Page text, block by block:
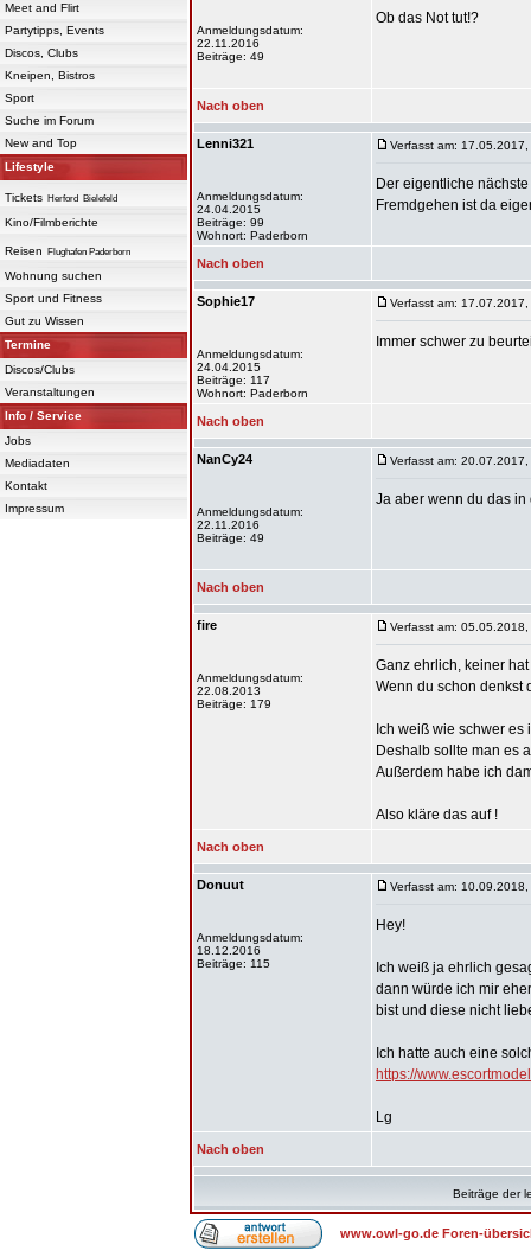
Meet and Flirt
Partytipps, Events
Discos, Clubs
Kneipen, Bistros
Sport
Suche im Forum
New and Top
Lifestyle
Tickets Herford Bielefeld
Kino/Filmberichte
Reisen Flughafen Paderborn
Wohnung suchen
Sport und Fitness
Gut zu Wissen
Termine
Discos/Clubs
Veranstaltungen
Info / Service
Jobs
Mediadaten
Kontakt
Impressum
Anmeldungsdatum:
22.11.2016
Beiträge: 49
Ob das Not tut!?
Nach oben
Lenni321
Anmeldungsdatum:
24.04.2015
Beiträge: 99
Wohnort: Paderborn
Verfasst am:
Der eigentliche
Fremdgehen ist da
Nach oben
Sophie17
Anmeldungsdatum:
24.04.2015
Beiträge: 117
Wohnort: Paderborn
Verfasst am:
Immer schwer zu
Nach oben
NanCy24
Anmeldungsdatum:
22.11.2016
Beiträge: 49
Verfasst am:
Ja aber wenn du das in
Nach oben
fire
Anmeldungsdatum:
22.08.2013
Beiträge: 179
Verfasst am:
Ganz ehrlich, keiner
Wenn du schon denkst
Ich weiß wie schwer es
Deshalb sollte man es
Außerdem habe ich
Also kläre das auf !
Nach oben
Donuut
Anmeldungsdatum:
18.12.2016
Beiträge: 115
Verfasst am:
Hey!
Ich weiß ja ehrlich
dann würde ich mir
bist und diese nicht
Ich hatte auch eine
https://
Lg
Nach oben
Beiträge der
www.owl-go.de Foren-